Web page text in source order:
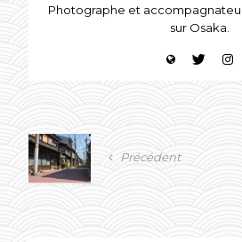
Photographe et
sur Osaka.
Précédent